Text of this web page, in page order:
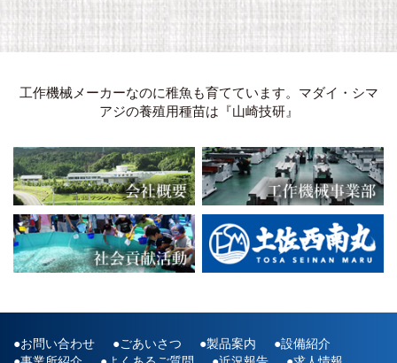
工作機械メーカーなのに稚魚も育てています。マダイ・シマ
アジの養殖用種苗は『山崎技研』
お問い合わせ ごあいさつ 製品案内
設備紹介